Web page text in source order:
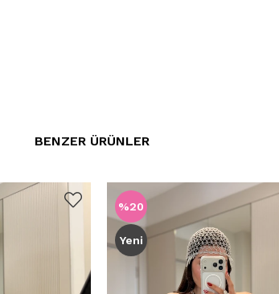
BENZER ÜRÜNLER
%20
Yeni